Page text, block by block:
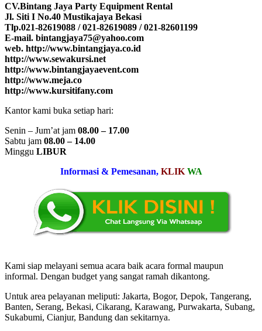
CV.Bintang Jaya Party Equipment Rental
Jl. Siti I No.40 Mustikajaya Bekasi
Tlp.021-82619088 / 021-82619089 / 021-82601199
E-mail. bintangjaya75@yahoo.com
web. http://www.bintangjaya.co.id
http://www.sewakursi.net
http://www.bintangjayaevent.com
http://www.meja.co
http://www.kursitifany.com
Kantor kami buka setiap hari:
Senin – Jum’at jam 08.00 – 17.00
Sabtu jam 08.00 – 14.00
Minggu LIBUR
Informasi & Pemesanan, KLIK WA
Kami siap melayani semua acara baik acara formal maupun
informal. Dengan budget yang sangat ramah dikantong.
Untuk area pelayanan meliputi: Jakarta, Bogor, Depok, Tangerang,
Banten, Serang, Bekasi, Cikarang, Karawang, Purwakarta, Subang,
Sukabumi, Cianjur, Bandung dan sekitarnya.